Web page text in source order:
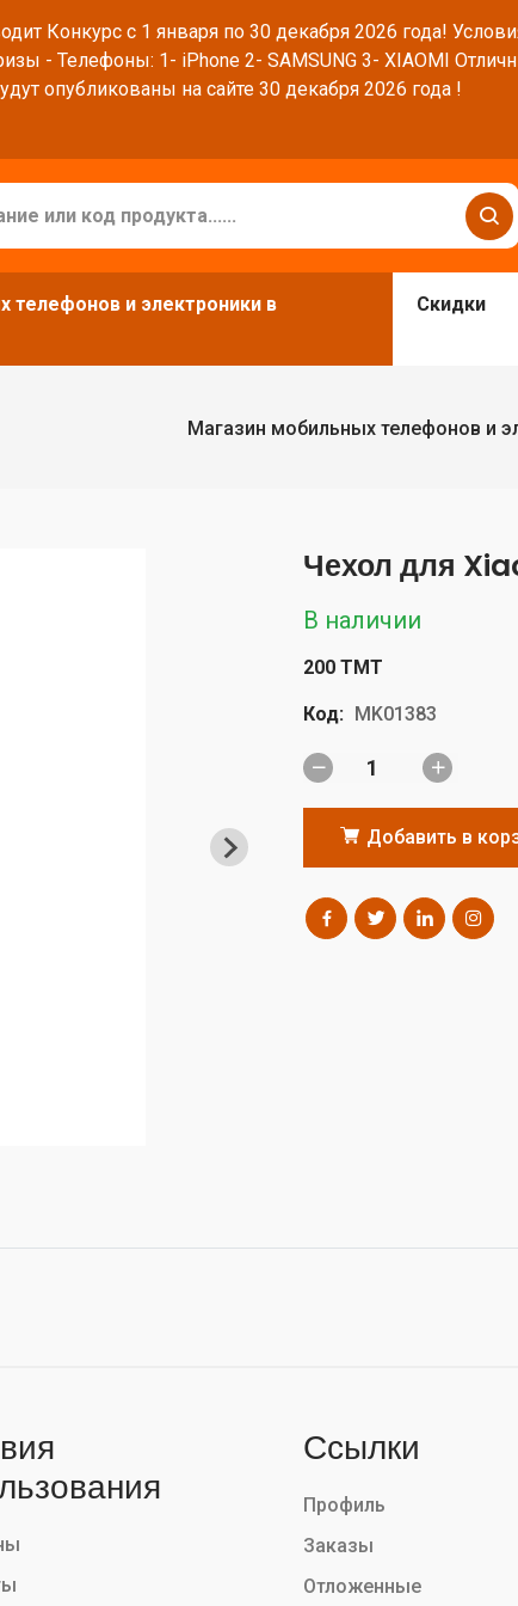
Конкурс с 1 января по 30 декабря 2026 года!
- Телефоны: 1- iPhone 2- SAMSUNG 3- XIAOMI
опубликованы на сайте 30 декабря 2026 года !
телефонов и электроники в
Скидки
Магазин мобильных телефонов и
Чехол для
В наличии
200 TMT
Код: MK01383
Добавить в
Ссылки
Профиль
Заказы
Отложенные